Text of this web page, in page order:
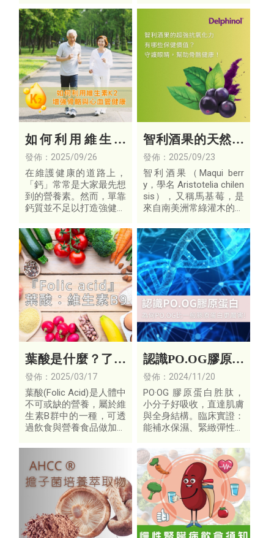
是支撐皮膚、關節與骨骼
的重要結構物質。
如何利用維生素
K2 增強骨骼與心
血管健康
發佈：2025/09/26
在維護健康的道路上，
「鈣」常常是大家最先想
到的營養素。然而，單靠
鈣質並不足以打造強健骨
K2才是讓鈣「用在對的
地方」的關鍵角色。
智利酒果的天然守
護力：從視覺到骨
質的貼心照護
發佈：2025/09/23
智利酒果（Maqui berr
y，學名 Aristotelia chilen
sis），又稱馬基莓，是
來自南美洲常綠灌木的珍
植化素如多酚、花青素，
而被譽為新興的超級食
物。
葉酸是什麼？了解
葉酸功效及富含葉
酸的5大類食物！
發佈：2025/03/17
葉酸(Folic Acid)是人體中
不可或缺的營養，屬於維
生素B群中的一種，可透
過飲食與營養食品做加強
「造血維他命」，是製造
紅血球相當重要的物質。
認識PO.OG膠原蛋
白是什麼? 為何
PO.OG比一般膠原
蛋白更厲害!
發佈：2024/11/20
PO·OG 膠原蛋白胜肽，
小分子好吸收，直達肌膚
與全身結構。臨床實證：
能補水保濕、緊緻彈性、
強健、關節靈活、韌帶與
血管彈性。由內而外，全
方位守護美麗與行動力。